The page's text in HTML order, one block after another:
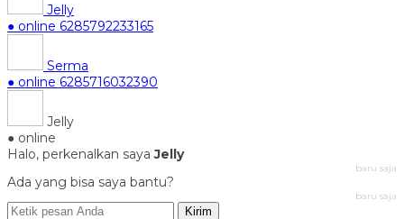
Jelly
● online 6285792233165
Serma
● online 6285716032390
Jelly
● online
Halo, perkenalkan sayaJelly
baru saja
Ada yang bisa saya bantu?
baru saja
Kirim